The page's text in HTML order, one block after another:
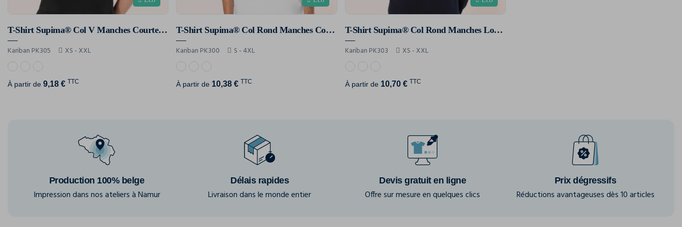
T-Shirt Supima® Col V Manches Courtes Femme
Kariban PK305 XS - XXL
À partir de 9,18 € TTC
T-Shirt Supima® Col Rond Manches Courtes Homme
Kariban PK300 S - 4XL
À partir de 10,38 € TTC
T-Shirt Supima® Col Rond Manches Longues Femme
Kariban PK303 XS - XXL
À partir de 10,70 € TTC
Production 100% belge
Impression dans nos ateliers à Namur
Délais rapides
Livraison dans le monde entier
Devis gratuit en ligne
Offre sur mesure en quelques clics
Prix dégressifs
Réductions avantageuses dès 10 articles